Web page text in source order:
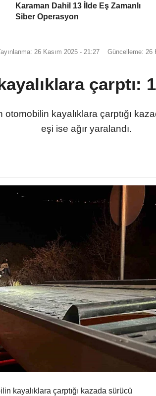
Karaman Dahil 13 İlde Eş Zamanlı
Siber Operasyon
26 Kasım 2025 - 21:27 Güncelleme: 26
çarptı:
kayalıklara çarptığı
eşi ise ağır yaralandı.
kayalıklara çarptığı kazada sürücü